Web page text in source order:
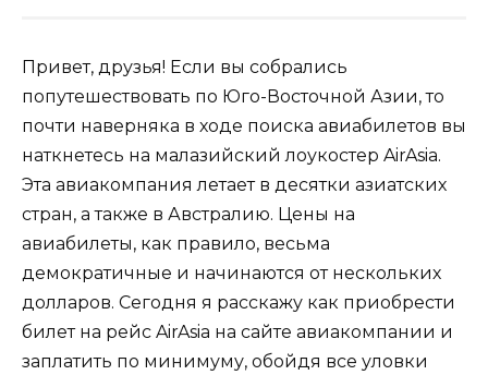
Привет, друзья! Если вы собрались
попутешествовать по Юго-Восточной Азии, то
почти наверняка в ходе поиска авиабилетов вы
наткнетесь на малазийский лоукостер AirAsia.
Эта авиакомпания летает в десятки азиатских
стран, а также в Австралию. Цены на
авиабилеты, как правило, весьма
демократичные и начинаются от нескольких
долларов. Сегодня я расскажу как приобрести
билет на рейс AirAsia на сайте авиакомпании и
заплатить по минимуму, обойдя все уловки